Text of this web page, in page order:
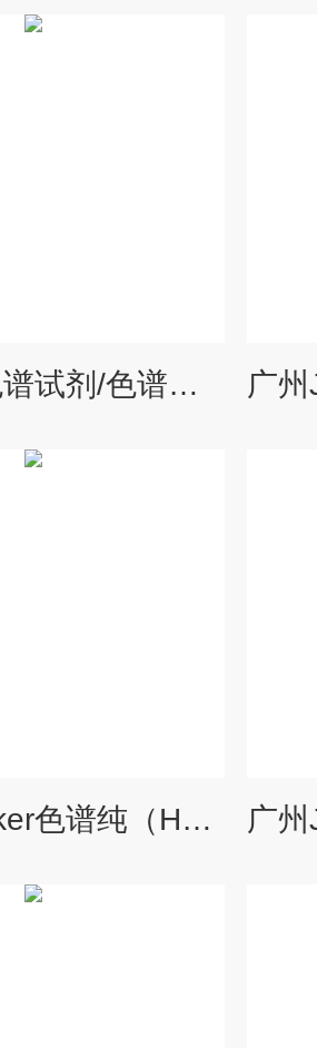
J.T.Baker色谱试剂/色谱溶剂
广州J.T.Baker色谱纯（HPLC）正庚烷